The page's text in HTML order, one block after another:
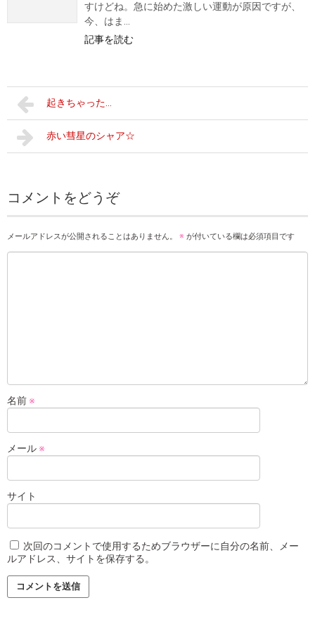
すけどね。急に始めた激しい運動が原因ですが、
今、はま...
記事を読む
起きちゃった…
赤い彗星のシャア☆
コメントをどうぞ
メールアドレスが公開されることはありません。 ※ が付いている欄は必須項目です
名前 ※
メール ※
サイト
次回のコメントで使用するためブラウザーに自分の名前、メー
ルアドレス、サイトを保存する。